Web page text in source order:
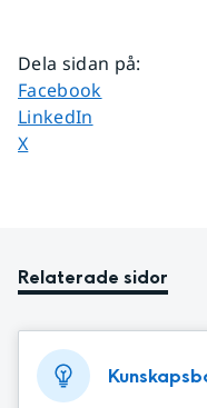
Dela sidan på:
Dela sidan på
Facebook
Dela sidan på
LinkedIn
Dela sidan på
X
Relaterade sidor